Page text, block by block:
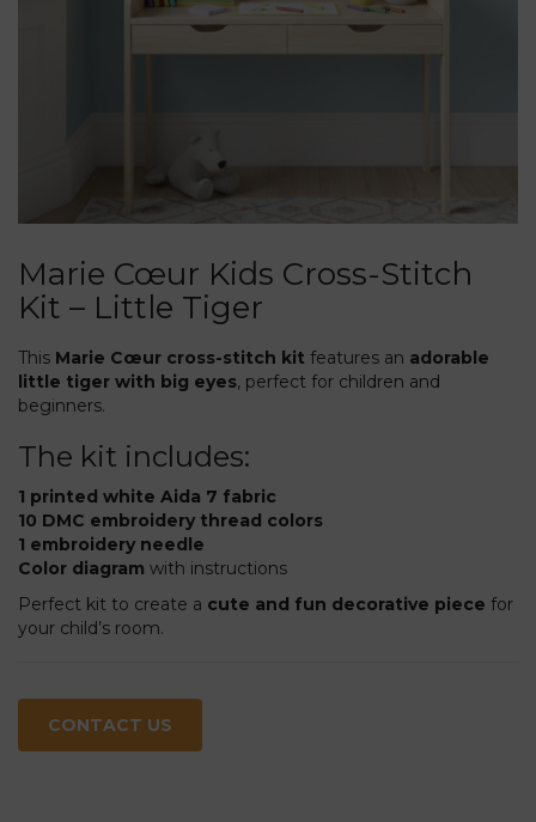
Marie Cœur Kids Cross-Stitch
Kit – Little Tiger
This Marie Cœur cross-stitch kit features an adorable
little tiger with big eyes, perfect for children and
beginners.
The kit includes:
1 printed white Aida 7 fabric
10 DMC embroidery thread colors
1 embroidery needle
Color diagram with instructions
Perfect kit to create a cute and fun decorative piece for
your child’s room.
CONTACT US